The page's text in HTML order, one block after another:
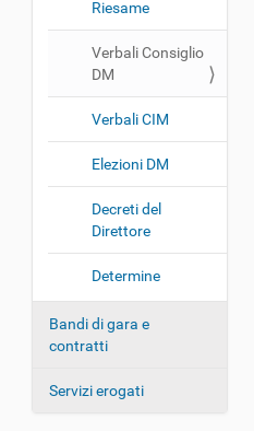
o
Riesame
Verbali Consiglio
DM
Verbali CIM
Elezioni DM
Decreti del
Direttore
Determine
Bandi di gara e
contratti
Servizi erogati